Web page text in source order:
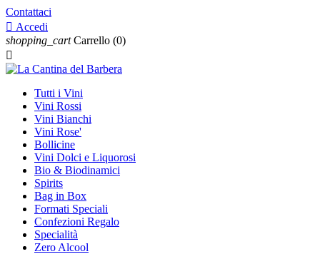
Contattaci
 Accedi
shopping_cart Carrello (0)

Tutti i Vini
Vini Rossi
Vini Bianchi
Vini Rose'
Bollicine
Vini Dolci e Liquorosi
Bio & Biodinamici
Spirits
Bag in Box
Formati Speciali
Confezioni Regalo
Specialità
Zero Alcool